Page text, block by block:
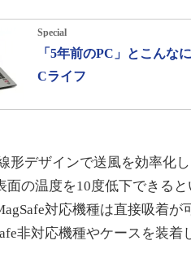
Special
「5年前のPC」とこんな
Cライフ
形デザインで送風を効率化
面の温度を10度低下できる
対応機種は直接吸着
非対応機種やケースを装着